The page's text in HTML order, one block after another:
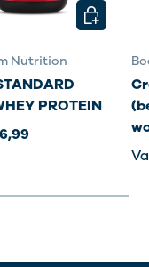
Nutrition
PROTEIN
KIES